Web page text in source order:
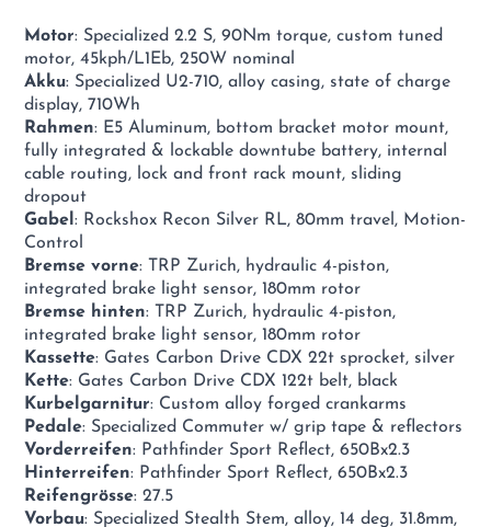
Motor: Specialized 2.2 S, 90Nm torque, custom tuned
motor, 45kph/L1Eb, 250W nominal
Akku: Specialized U2-710, alloy casing, state of charge
display, 710Wh
Rahmen: E5 Aluminum, bottom bracket motor mount,
fully integrated & lockable downtube battery, internal
cable routing, lock and front rack mount, sliding
dropout
Gabel: Rockshox Recon Silver RL, 80mm travel, Motion-
Control
Bremse vorne: TRP Zurich, hydraulic 4-piston,
integrated brake light sensor, 180mm rotor
Bremse hinten: TRP Zurich, hydraulic 4-piston,
integrated brake light sensor, 180mm rotor
Kassette: Gates Carbon Drive CDX 22t sprocket, silver
Kette: Gates Carbon Drive CDX 122t belt, black
Kurbelgarnitur: Custom alloy forged crankarms
Pedale: Specialized Commuter w/ grip tape & reflectors
Vorderreifen: Pathfinder Sport Reflect, 650Bx2.3
Hinterreifen: Pathfinder Sport Reflect, 650Bx2.3
Reifengrösse: 27.5
Vorbau: Specialized Stealth Stem, alloy, 14 deg, 31.8mm,